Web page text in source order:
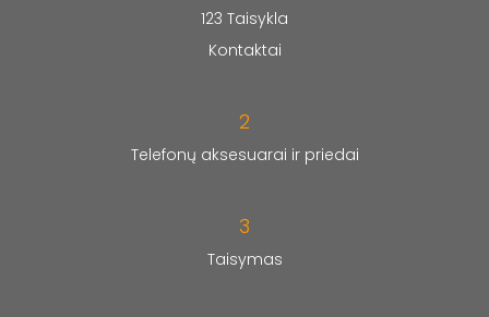
123 Taisykla
Kontaktai
2
Telefonų aksesuarai ir priedai
3
Taisymas